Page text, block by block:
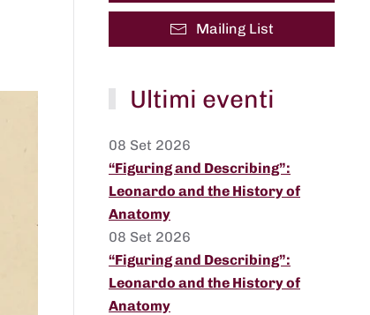
Mailing List
Ultimi eventi
08 Set 2026
“Figuring and Describing”:
Leonardo and the History of
Anatomy
08 Set 2026
“Figuring and Describing”:
Leonardo and the History of
Anatomy